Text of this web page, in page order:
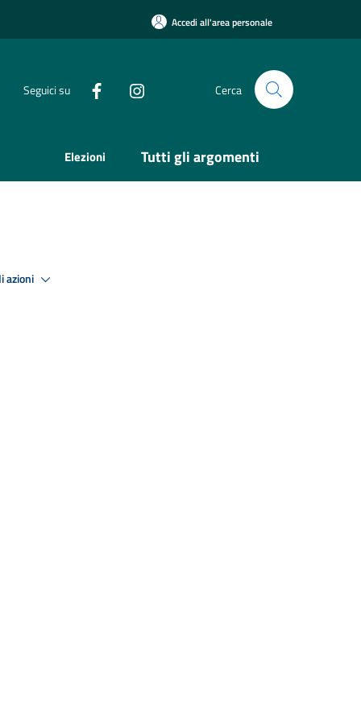
Accedi all'area personale
Seguici su Cerca
Elezioni Tutti gli argomenti
azioni